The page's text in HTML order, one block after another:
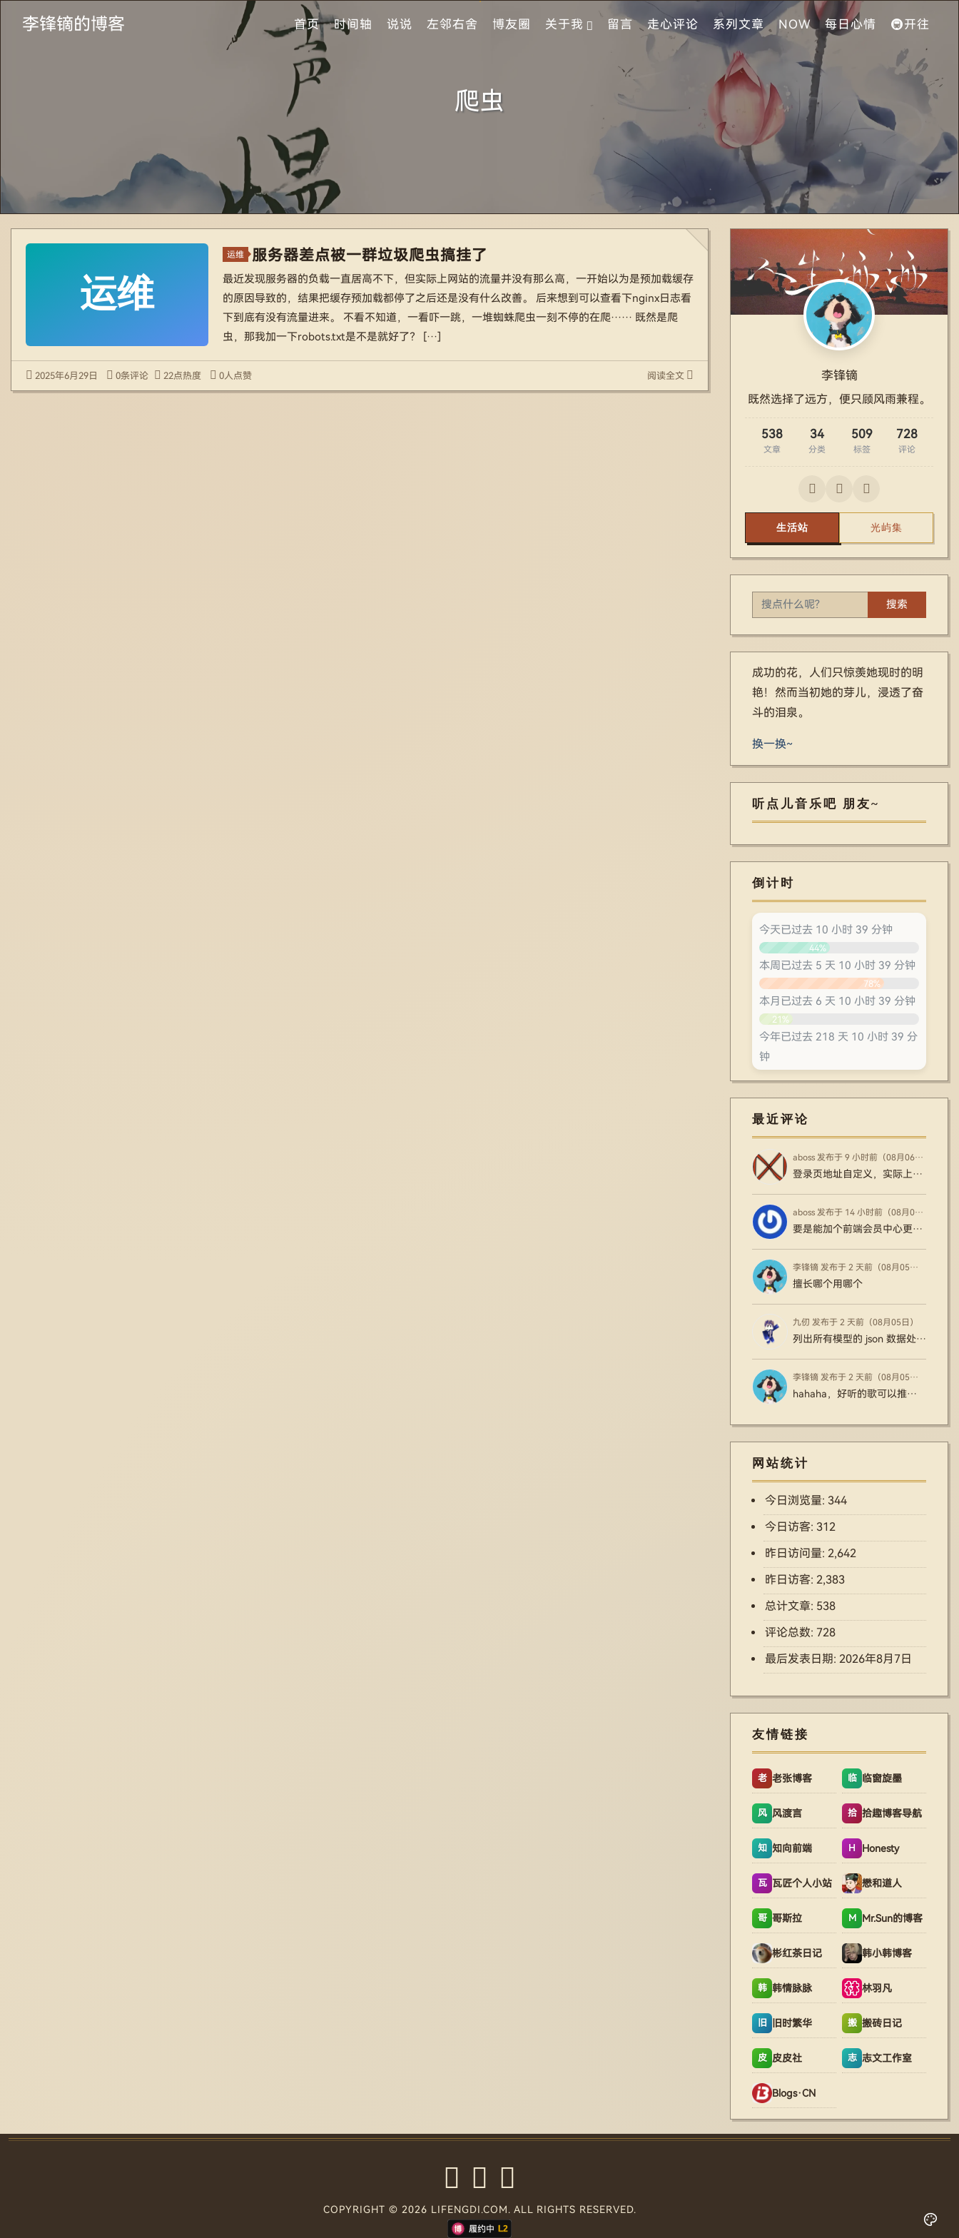
李锋镝的博客 首页 时间轴 说说 左邻右舍 博友圈 关于我 留言 走心评论 系列文章 NOW 每日心情 🚇开往
爬虫
运维 服务器差点被一群垃圾爬虫搞挂了
最近发现服务器的负载一直居高不下，但实际上网站的流量并没有那么高，一开始以为是预加载缓存
的原因导致的，结果把缓存预加载都停了之后还是没有什么改善。 后来想到可以查看下nginx日志看
下到底有没有流量进来。 不看不知道，一看吓一跳，一堆蜘蛛爬虫一刻不停的在爬…… 既然是爬
虫，那我加一下robots.txt是不是就好了？ […]
2025年6月29日 0条评论 22点热度 0人点赞 阅读全文 李锋镝
既然选择了远方，便只顾风雨兼程。
538
文章
34
分类
509
标签
728
评论
生活站 光屿集
搜索
成功的花，人们只惊羡她现时的明
艳！然而当初她的芽儿，浸透了奋
斗的泪泉。
换一换~
听点儿音乐吧 朋友~
倒计时
今天已过去 10 小时 39 分钟
44%
本周已过去 5 天 10 小时 39 分钟
78%
本月已过去 6 天 10 小时 39 分钟
21%
今年已过去 218 天 10 小时 39 分
钟
最近评论
aboss 发布于 9 小时前（08月06日）
登录页地址自定义，实际上起不到什么作用？访问默认后台地址会自动跳转？
aboss 发布于 14 小时前（08月06日）
要是能加个前端会员中心更好了
李锋镝 发布于 2 天前（08月05日）
擅长哪个用哪个
九仞 发布于 2 天前（08月05日）
列出所有模型的 json 数据处理居然用 python 嘛 , 感觉用 jq 更方便, jq -r ...
李锋镝 发布于 2 天前（08月05日）
hahaha，好听的歌可以推荐一下，不定期更新歌单
网站统计
今日浏览量: 344
今日访客: 312
昨日访问量: 2,642
昨日访客: 2,383
总计文章: 538
评论总数: 728
最后发表日期: 2026年8月7日
友情链接
老 老张博客 临 临窗旋墨
风 风渡言 拾 拾趣博客导航
知 知向前端 H Honesty
瓦 瓦匠个人小站 懋和道人
哥 哥斯拉 M Mr.Sun的博客
彬红茶日记 韩小韩博客
韩 韩情脉脉 林羽凡
旧 旧时繁华 搬 搬砖日记
皮 皮皮社 志 志文工作室
Blogs·CN
COPYRIGHT © 2026 LIFENGDI.COM. ALL RIGHTS RESERVED.